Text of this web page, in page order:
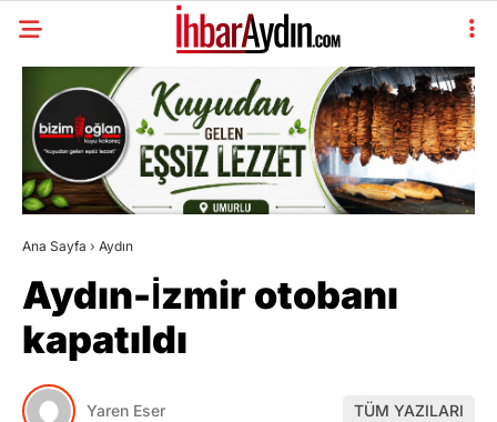
Ana Sayfa › Aydın
Aydın-İzmir otobanı
kapatıldı
Yaren Eser TÜM YAZILARI